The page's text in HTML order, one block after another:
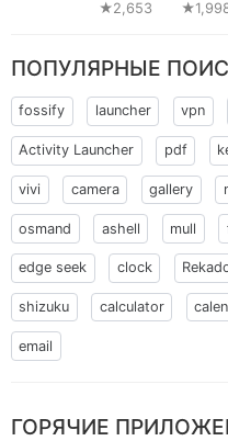
★2,653
ПОПУЛЯРНЫЕ
fossify launcher vpn
Activity Launcher pdf
vivi camera gallery
osmand ashell mull
edge seek clock
shizuku calculator
email
ГОРЯЧИЕ